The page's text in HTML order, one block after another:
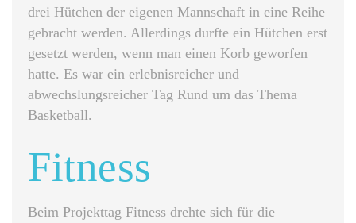
drei Hütchen der eigenen Mannschaft in eine Reihe
gebracht werden. Allerdings durfte ein Hütchen erst
gesetzt werden, wenn man einen Korb geworfen
hatte. Es war ein erlebnisreicher und
abwechslungsreicher Tag Rund um das Thema
Basketball. ​
Fitness
Beim Projekttag Fitness drehte sich für die